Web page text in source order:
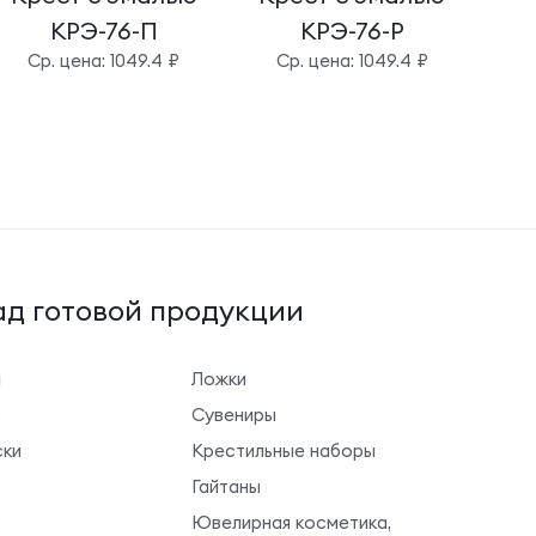
КРЭ-76-П
Cр. цена: 1049.4 ₽
КРЭ-76-Р
Cр. цена: 1049.4 ₽
готовой продукции
Ложки
Сувениры
Крестильные наборы
Гайтаны
Ювелирная косметика,